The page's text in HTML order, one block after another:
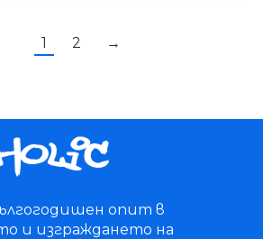
1 2 →
опит в
и изграждането на